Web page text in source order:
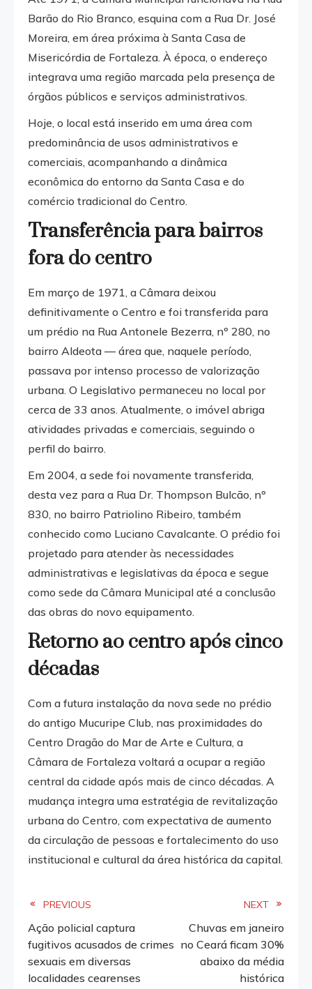
Barão do Rio Branco, esquina com a Rua Dr. José
Moreira, em área próxima à Santa Casa de
Misericórdia de Fortaleza. À época, o endereço
integrava uma região marcada pela presença de
órgãos públicos e serviços administrativos.
Hoje, o local está inserido em uma área com
predominância de usos administrativos e
comerciais, acompanhando a dinâmica
econômica do entorno da Santa Casa e do
comércio tradicional do Centro.
Transferência para bairros
fora do centro
Em março de 1971, a Câmara deixou
definitivamente o Centro e foi transferida para
um prédio na Rua Antonele Bezerra, nº 280, no
bairro Aldeota — área que, naquele período,
passava por intenso processo de valorização
urbana. O Legislativo permaneceu no local por
cerca de 33 anos. Atualmente, o imóvel abriga
atividades privadas e comerciais, seguindo o
perfil do bairro.
Em 2004, a sede foi novamente transferida,
desta vez para a Rua Dr. Thompson Bulcão, nº
830, no bairro Patriolino Ribeiro, também
conhecido como Luciano Cavalcante. O prédio foi
projetado para atender às necessidades
administrativas e legislativas da época e segue
como sede da Câmara Municipal até a conclusão
das obras do novo equipamento.
Retorno ao centro após cinco
décadas
Com a futura instalação da nova sede no prédio
do antigo Mucuripe Club, nas proximidades do
Centro Dragão do Mar de Arte e Cultura, a
Câmara de Fortaleza voltará a ocupar a região
central da cidade após mais de cinco décadas. A
mudança integra uma estratégia de revitalização
urbana do Centro, com expectativa de aumento
da circulação de pessoas e fortalecimento do uso
institucional e cultural da área histórica da capital.
Read
more
articles
PREVIOUS
Ação policial captura
fugitivos acusados de crimes
sexuais em diversas
localidades cearenses
NEXT
Chuvas em janeiro
no Ceará ficam 30%
abaixo da média
histórica